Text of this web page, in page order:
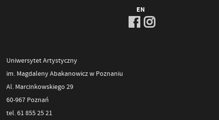
EN
Uniwersytet Artystyczny
im. Magdaleny Abakanowicz w Poznaniu
Al. Marcinkowskiego 29
60-967 Poznań
tel. 61 855 25 21